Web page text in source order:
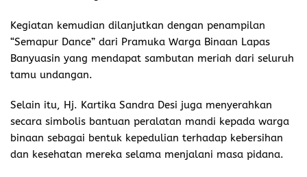
Kegiatan kemudian dilanjutkan dengan penampilan
“Semapur Dance” dari Pramuka Warga Binaan Lapas
Banyuasin yang mendapat sambutan meriah dari seluruh
tamu undangan.
Selain itu, Hj. Kartika Sandra Desi juga menyerahkan
secara simbolis bantuan peralatan mandi kepada warga
binaan sebagai bentuk kepedulian terhadap kebersihan
dan kesehatan mereka selama menjalani masa pidana.